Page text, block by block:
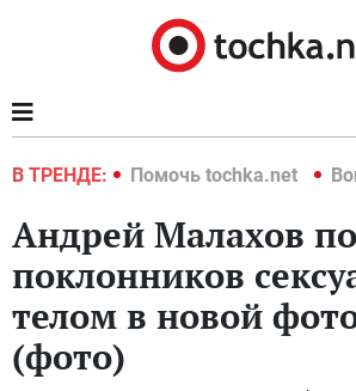
В ТРЕНДЕ:
2022 Помочь tochka.net
Андрей Малахов
поклонников
телом в новой
(фото)